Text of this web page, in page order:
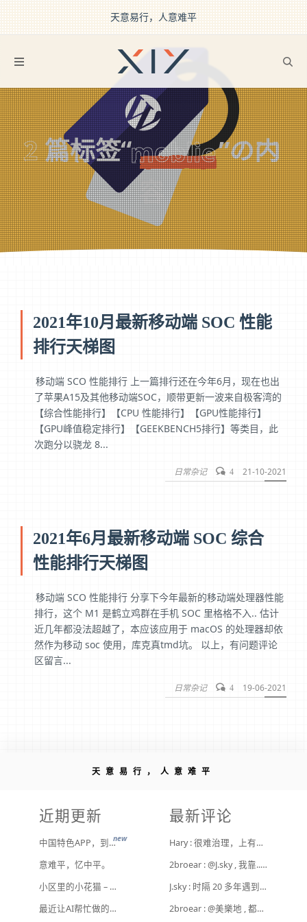
天意易行，人意难平
2BROEARの moblie Tag
2篇标签“moblie”の内
容
2021年10月最新移动端 SOC 性能
排行天梯图
移动端 SCO 性能排行 上一篇排行还在今年6月，现在也出
了苹果A15及其他移动端SOC，顺带更新一波来自极客湾的
【综合性能排行】【CPU 性能排行】【GPU性能排行】
【GPU峰值稳定排行】【GEEKBENCH5排行】等类目，此
次跑分以骁龙 8...
日常杂记 4 21-10-2021
2021年6月最新移动端 SOC 综合
性能排行天梯图
移动端 SCO 性能排行 分享下今年最新的移动端处理器性能
排行，这个 M1 是鹤立鸡群在手机 SOC 里格格不入.. 估计
近几年都没法超越了，本应该应用于 macOS 的处理器却依
然作为移动 soc 使用，库克真tmd坑。 以上，有问题评论
区留言...
日常杂记 4 19-06-2021
天意易行，人意难平
近期更新
中国特色APP，到底谁来治？new
意难平，忆中平。
小区里的小花猫 – 日常记事（二百二十）
最近让AI帮忙做的一些事
最新评论
Hary : 很难治理，上有政策下有对策，真整治了也是消停一阵，还是得告诉他们要注意一点
2broear : @J.sky , 我靠.. 心情复杂 [ Emoji Image ]
J.sky : 时隔 20 多年遇到前任，你猜会是什么感觉？前几天和老婆去超市，巧不巧老婆去看其他商品了，就这么两分钟的功夫，我和前任迎面相遇，我看了一眼她，她也看到我了，谁都没说话，我感觉她恐慌的逃走了。我们擦肩而过，按道理这个年龄本不应该两个人单独在超市相遇，除非单身。所以，我猜她离婚了？搞不好她可能以为我也离婚了？哈哈哈
2broear : @美樂地 , 都是利益驱使，盈利手段不行